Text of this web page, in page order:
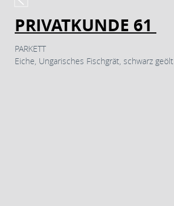
PRIVATKUNDE 61
PARKETT
Eiche, Ungarisches Fischgrät, schwarz geölt